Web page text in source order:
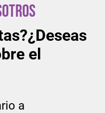
¿Deseas
el
a